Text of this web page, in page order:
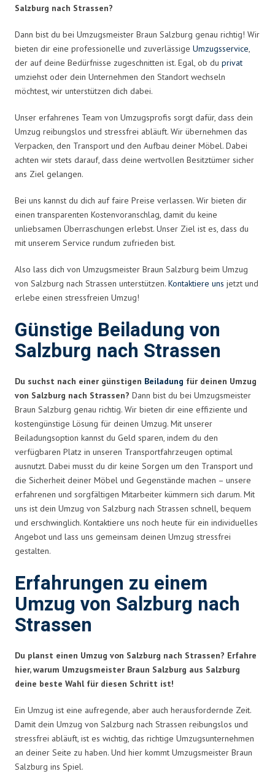
Salzburg nach Strassen?
Dann bist du bei Umzugsmeister Braun Salzburg genau richtig! Wir
bieten dir eine professionelle und zuverlässige Umzugsservice,
der auf deine Bedürfnisse zugeschnitten ist. Egal, ob du privat
umziehst oder dein Unternehmen den Standort wechseln
möchtest, wir unterstützen dich dabei.
Unser erfahrenes Team von Umzugsprofis sorgt dafür, dass dein
Umzug reibungslos und stressfrei abläuft. Wir übernehmen das
Verpacken, den Transport und den Aufbau deiner Möbel. Dabei
achten wir stets darauf, dass deine wertvollen Besitztümer sicher
ans Ziel gelangen.
Bei uns kannst du dich auf faire Preise verlassen. Wir bieten dir
einen transparenten Kostenvoranschlag, damit du keine
unliebsamen Überraschungen erlebst. Unser Ziel ist es, dass du
mit unserem Service rundum zufrieden bist.
Also lass dich von Umzugsmeister Braun Salzburg beim Umzug
von Salzburg nach Strassen unterstützen. Kontaktiere uns jetzt und
erlebe einen stressfreien Umzug!
Günstige Beiladung von
Salzburg nach Strassen
Du suchst nach einer günstigen Beiladung für deinen Umzug
von Salzburg nach Strassen? Dann bist du bei Umzugsmeister
Braun Salzburg genau richtig. Wir bieten dir eine effiziente und
kostengünstige Lösung für deinen Umzug. Mit unserer
Beiladungsoption kannst du Geld sparen, indem du den
verfügbaren Platz in unseren Transportfahrzeugen optimal
ausnutzt. Dabei musst du dir keine Sorgen um den Transport und
die Sicherheit deiner Möbel und Gegenstände machen – unsere
erfahrenen und sorgfältigen Mitarbeiter kümmern sich darum. Mit
uns ist dein Umzug von Salzburg nach Strassen schnell, bequem
und erschwinglich. Kontaktiere uns noch heute für ein individuelles
Angebot und lass uns gemeinsam deinen Umzug stressfrei
gestalten.
Erfahrungen zu einem
Umzug von Salzburg nach
Strassen
Du planst einen Umzug von Salzburg nach Strassen? Erfahre
hier, warum Umzugsmeister Braun Salzburg aus Salzburg
deine beste Wahl für diesen Schritt ist!
Ein Umzug ist eine aufregende, aber auch herausfordernde Zeit.
Damit dein Umzug von Salzburg nach Strassen reibungslos und
stressfrei abläuft, ist es wichtig, das richtige Umzugsunternehmen
an deiner Seite zu haben. Und hier kommt Umzugsmeister Braun
Salzburg ins Spiel.